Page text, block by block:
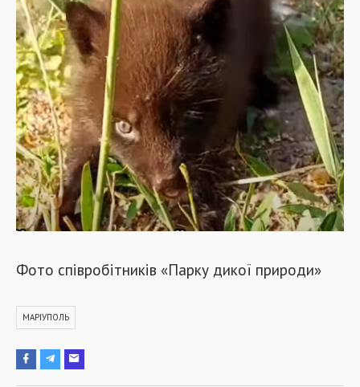
Фото співробітників «Парку дикої природи»
МАРІУПОЛЬ